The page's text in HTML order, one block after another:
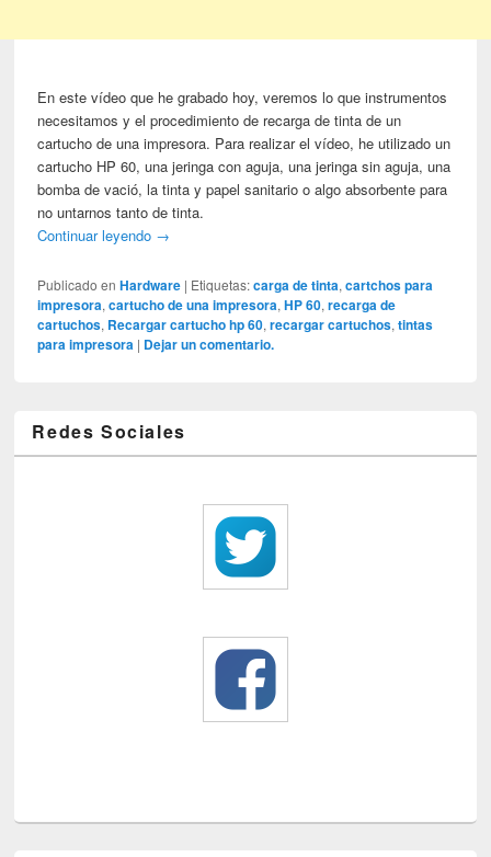
En este vídeo que he grabado hoy, veremos lo que instrumentos
necesitamos y el procedimiento de recarga de tinta de un
cartucho de una impresora. Para realizar el vídeo, he utilizado un
cartucho HP 60, una jeringa con aguja, una jeringa sin aguja, una
bomba de vació, la tinta y papel sanitario o algo absorbente para
no untarnos tanto de tinta.
Continuar leyendo →
Publicado en Hardware | Etiquetas: carga de tinta,cartchos para
impresora,cartucho de una impresora,HP 60,recarga de
cartuchos, Recargar cartucho hp 60,recargar cartuchos,tintas
para impresora | Dejar un comentario.
Redes Sociales